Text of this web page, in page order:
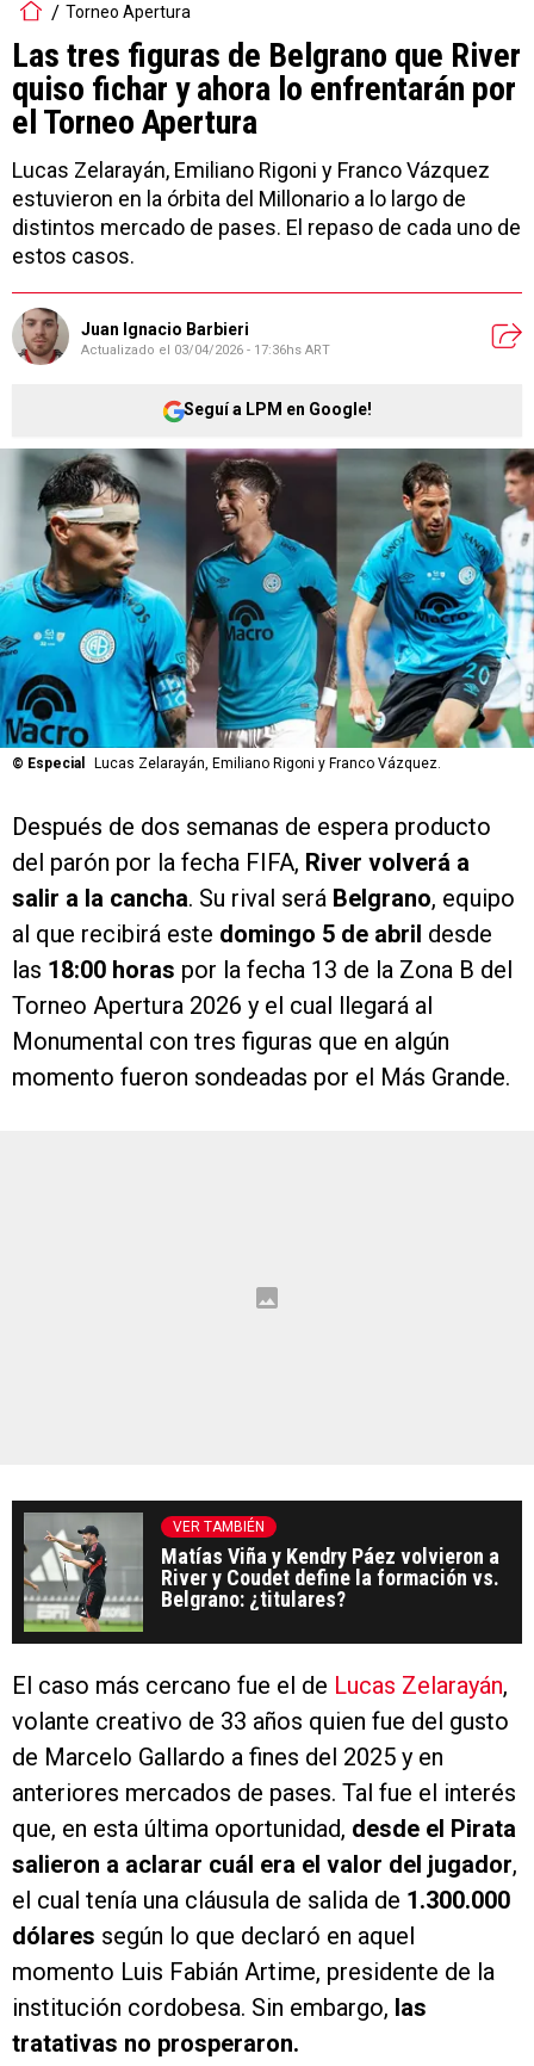
Lucas Zelarayán, Emiliano Rigoni y Franco Vázquez
estuvieron en la órbita del Millonario a lo largo de
distintos mercado de pases. El repaso de cada uno de
estos casos.
Juan Ignacio Barbieri
Actualizado el03/04/2026 - 17:36hs ART
© Especial Lucas Zelarayán, Emiliano Rigoni y Franco Vázquez.
Después de dos semanas de espera producto
del parón por la fecha FIFA,
River volverá a
salir a la cancha. Su rival seráBelgrano, equipo
las18:00 horaspor la fecha 13 de la Zona B del
Torneo Apertura 2026 y el cual llegará al
Monumental con tres figuras que en algún
momento fueron sondeadas por el Más Grande.
El caso más cercano fue el deLucas Zelarayán
volante creativo de 33 años quien fue del gusto
de Marcelo Gallardo a fines del 2025 y en
que, en esta última oportunidad,desde el Pirata
salieron a aclarar cuál era el valor del jugador
el cual tenía una cláusula de salida de1.300.000
dólares según lo que declaró en aquel
momento Luis Fabián Artime, presidente de la
institución cordobesa. Sin embargo,las
tratativas no prosperaron.
Anteriormente, el Millonario había puesto la lupa
enEmiliano Rigoni(33). Luego de tener una gran
aparición en la Primera de Belgrano y